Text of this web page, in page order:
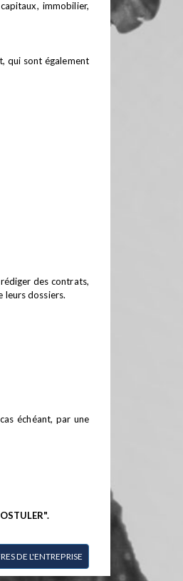
immobilier,
qui sont également
des contrats,
leurs dossiers.
échéant, par une
DE L'ENTREPRISE